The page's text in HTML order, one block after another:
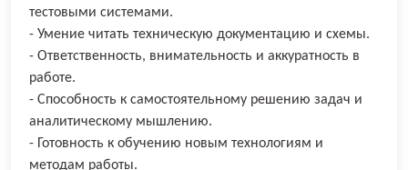
тестовыми системами.
- Умение читать техническую документацию и схемы.
- Ответственность, внимательность и аккуратность в
работе.
- Способность к самостоятельному решению задач и
аналитическому мышлению.
- Готовность к обучению новым технологиям и
методам работы.